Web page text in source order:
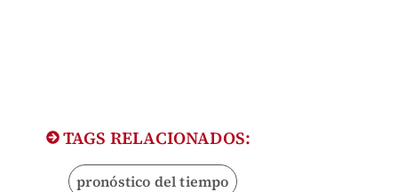
TAGS RELACIONADOS:
pronóstico del tiempo